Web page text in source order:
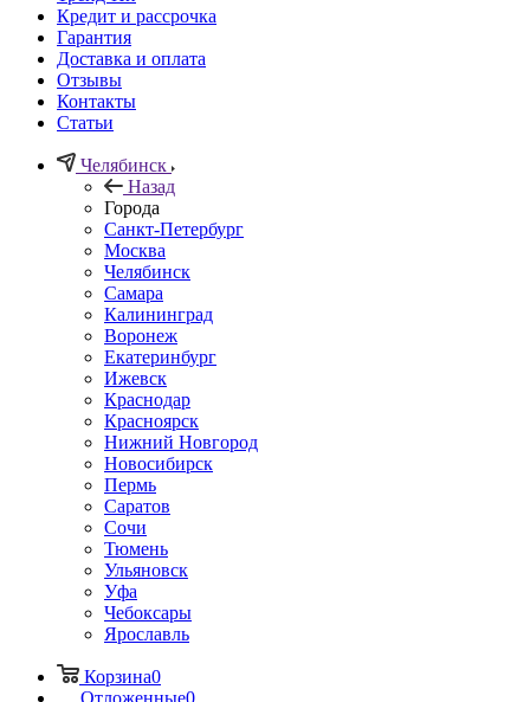
Кредит и рассрочка
Гарантия
Доставка и оплата
Отзывы
Контакты
Статьи
Челябинск
Назад
Города
Санкт-Петербург
Москва
Челябинск
Самара
Калининград
Воронеж
Екатеринбург
Ижевск
Краснодар
Красноярск
Нижний Новгород
Новосибирск
Пермь
Саратов
Сочи
Тюмень
Ульяновск
Уфа
Чебоксары
Ярославль
Корзина0
Отложенные0